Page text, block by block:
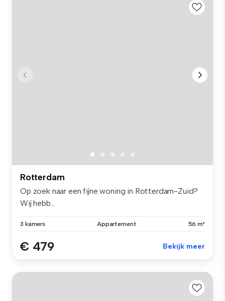
Rotterdam
Op zoek naar een fijne woning in Rotterdam-Zuid?
Wij hebb...
3 kamers Appartement 56 m²
€ 479 Bekijk meer